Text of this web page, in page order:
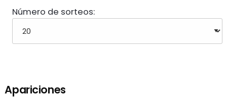
Número de sorteos:
Apariciones